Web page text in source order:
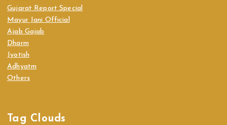
Gujarat Report Special
Mayur Jani Official
Ajab Gajab
Dharm
Jyotish
Adhyatm
Others
Tag Clouds